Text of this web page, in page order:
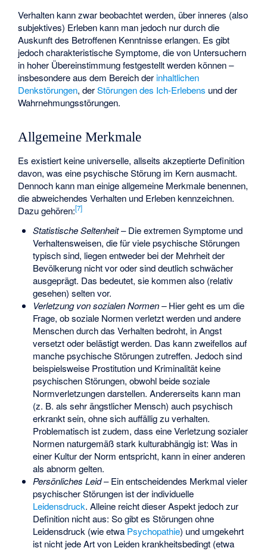
Verhalten kann zwar beobachtet werden, über inneres (also
subjektives) Erleben kann man jedoch nur durch die
Auskunft des Betroffenen Kenntnisse erlangen. Es gibt
jedoch charakteristische Symptome, die von Untersuchern
in hoher Übereinstimmung festgestellt werden können –
insbesondere aus dem Bereich der inhaltlichen
Denkstörungen, derStörungen des Ich-Erlebens und der
Wahrnehmungsstörungen.
Allgemeine Merkmale
Es existiert keine universelle, allseits akzeptierte Definition
davon, was eine psychische Störung im Kern ausmacht.
Dennoch kann man einige allgemeine Merkmale benennen,
die abweichendes Verhalten und Erleben kennzeichnen.
Dazu gehören:[7]
Statistische Seltenheit– Die extremen Symptome und
Verhaltensweisen, die für viele psychische Störungen
typisch sind, liegen entweder bei der Mehrheit der
Bevölkerung nicht vor oder sind deutlich schwächer
ausgeprägt. Das bedeutet, sie kommen also (relativ
gesehen) selten vor.
Verletzung von sozialen Normen –Hier geht es um die
Frage, ob soziale Normen verletzt werden und andere
Menschen durch das Verhalten bedroht, in Angst
versetzt oder belästigt werden. Das kann zweifellos auf
manche psychische Störungen zutreffen. Jedoch sind
beispielsweise Prostitution und Kriminalität keine
psychischen Störungen, obwohl beide soziale
Normverletzungen darstellen. Andererseits kann man
(z. B. als sehr ängstlicher Mensch) auch psychisch
erkrankt sein, ohne sich auffällig zu verhalten.
Problematisch ist zudem, dass eine Verletzung sozialer
Normen naturgemäß stark kulturabhängig ist: Was in
einer Kultur der Norm entspricht, kann in einer anderen
als abnorm gelten.
Persönliches Leid– Ein entscheidendes Merkmal vieler
psychischer Störungen ist der individuelle
Leidensdruck. Alleine reicht dieser Aspekt jedoch zur
Definition nicht aus: So gibt es Störungen ohne
Leidensdruck (wie etwa Psychopathie) und umgekehrt
ist nicht jede Art von Leiden krankheitsbedingt (etwa